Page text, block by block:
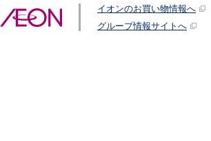
イオンのお買い物情報へ
グループ情報サイトへ